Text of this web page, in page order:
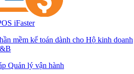
iFaster
mềm kế toán dành cho Hộ kinh doanh
Quản lý vận hành